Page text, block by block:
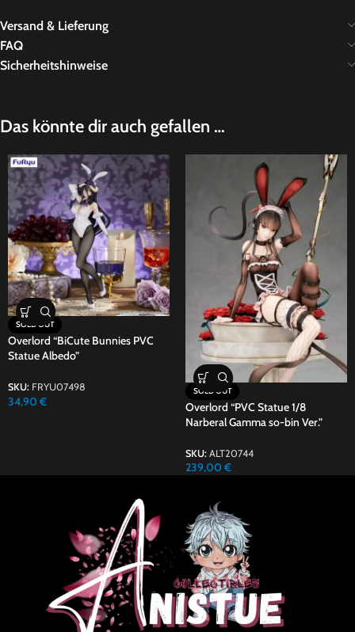
Versand & Lieferung
FAQ
Sicherheitshinweise
Das könnte dir auch gefallen …
SOLD OUT
Overlord “BiCute Bunnies PVC
Statue Albedo”
SKU: FRYU07498
34,90 €
SOLD OUT
Overlord “PVC Statue 1/8
Narberal Gamma so-bin Ver.”
SKU: ALT20744
239,00 €